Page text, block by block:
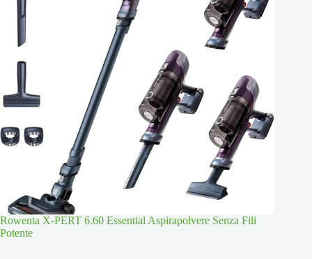
Rowenta X-PERT 6.60 Essential Aspirapolvere Senza Fili
Potente